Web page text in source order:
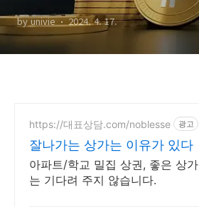
by univie 2024. 4. 17.
https://대표상담.com/noblesse 광고
잘나가는 상가는 이유가 있다
아파트/학교 밀집 상권, 좋은 상가
는 기다려 주지 않습니다.